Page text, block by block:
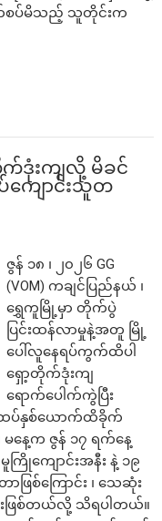
က်စပ်မိသည့် သူတိုင်းက
ဒုံးကျလို့ မိခင်
ကျောင်းသူတ
ဇွန် ၁၈ ၊ ၂၀၂၆ GG
(VOM) ကချင်ပြည်နယ် ၊
ရွှေကူမြို့မှာ တိုက်ပွဲ
ပြင်းထန်လာမှုနဲ့အတူ မြို့
ပေါ်လူနေရပ်ကွက်ထိပါ
ရှော့တိုက်ဒုံးကျ
ရောက်ပေါက်ကွဲပြီး
ပ်နှစ်ယောက်ထိခိုက်
နေ့က ဇွန် ၁၇ ရက်နေ့
ြိုကျောင်းအနီး နဲ့ ၁၉
ြစ်ကြောင်း ၊ သေဆုံး
းဖြစ်တယ်လို့ သိရပါတယ်။